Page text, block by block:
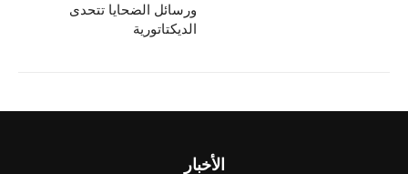
ورسائل الضحايا تتحدى
الديكتاتورية
الأخبار